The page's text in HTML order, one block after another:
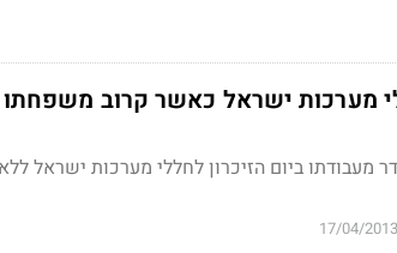
מערכות ישראל כאשר קרוב
מעבודתו ביום הזיכרון לחללי מערכות ישראל ללא
17/04/2013